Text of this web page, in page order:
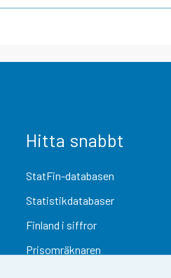
Hitta snabbt
StatFin-databasen
Statistikdatabaser
Finland i siffror
Prisomräknaren